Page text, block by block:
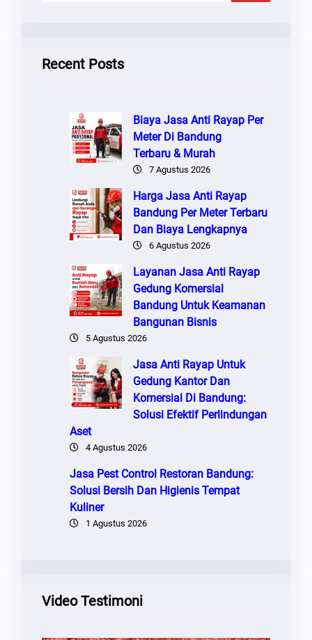
Recent Posts
Biaya Jasa Anti Rayap Per
Meter Di Bandung
Terbaru & Murah
7 Agustus 2026
Harga Jasa Anti Rayap
Bandung Per Meter Terbaru
Dan Biaya Lengkapnya
6 Agustus 2026
Layanan Jasa Anti Rayap
Gedung Komersial
Bandung Untuk Keamanan
Bangunan Bisnis
5 Agustus 2026
Jasa Anti Rayap Untuk
Gedung Kantor Dan
Komersial Di Bandung:
Solusi Efektif Perlindungan
Aset
4 Agustus 2026
Jasa Pest Control Restoran Bandung:
Solusi Bersih Dan Higienis Tempat
Kuliner
1 Agustus 2026
Video Testimoni